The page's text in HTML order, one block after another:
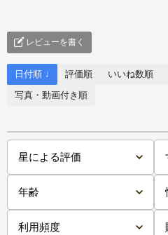
レビューを書く
日付順 ↓ 評価順 いいね数順
写真・動画付き順